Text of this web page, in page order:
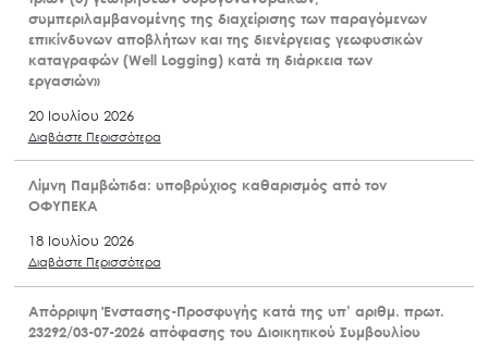
συμπεριλαμβανομένης της διαχείρισης των παραγόμενων
επικίνδυνων αποβλήτων και της διενέργειας γεωφυσικών
καταγραφών (Well Logging) κατά τη διάρκεια των
εργασιών»
20 Ιουλίου 2026
Διαβάστε Περισσότερα
Λίμνη Παμβώτιδα: υποβρύχιος καθαρισμός από τον
ΟΦΥΠΕΚΑ
18 Ιουλίου 2026
Διαβάστε Περισσότερα
Απόρριψη Ένστασης-Προσφυγής κατά της υπ’ αριθμ. πρωτ.
23292/03-07-2026 απόφασης του Διοικητικού Συμβουλίου